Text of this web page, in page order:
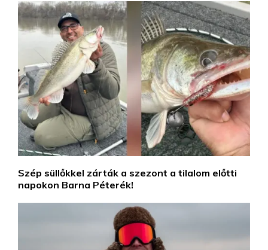
Szép süllőkkel zárták a szezont a tilalom előtti
napokon Barna Péterék!